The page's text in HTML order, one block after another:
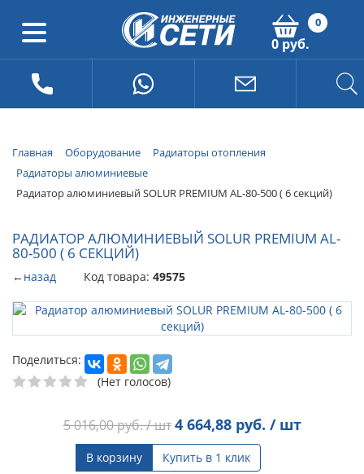
0
0 руб.
Главная Оборудование
Радиаторы отопления
Радиаторы алюминиевые
Радиатор алюминиевый SOLUR PREMIUM AL-80-500 ( 6 секций)
РАДИАТОР АЛЮМИНИЕВЫЙ SOLUR PREMIUM AL-
80-500 ( 6 СЕКЦИЙ)
←назад Код товара: 49575
Поделиться:
(Нет голосов)
5 016,00руб. / шт 4 664,88руб. / шт
В корзину Купить в 1 клик